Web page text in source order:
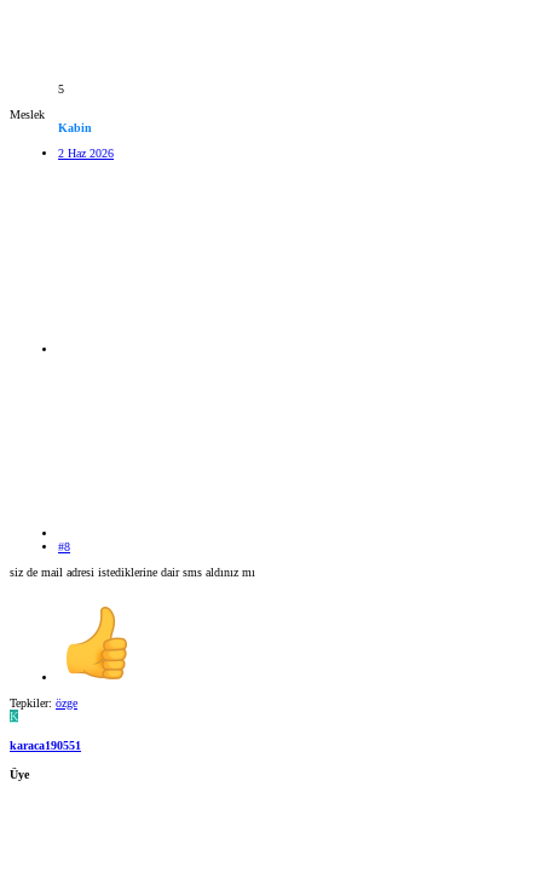
5
Meslek
Kabin
2 Haz 2026
#8
siz de mail adresi istediklerine dair sms aldınız mı
Tepkiler: özge
K
karaca190551
Üye